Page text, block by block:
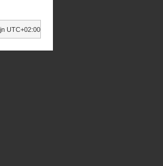
UTC+02:00